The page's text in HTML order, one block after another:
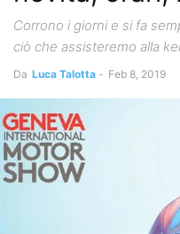
Corrono i giorni e si fa
ciò che assisteremo alla
Da Luca Talotta - Feb 8, 2019